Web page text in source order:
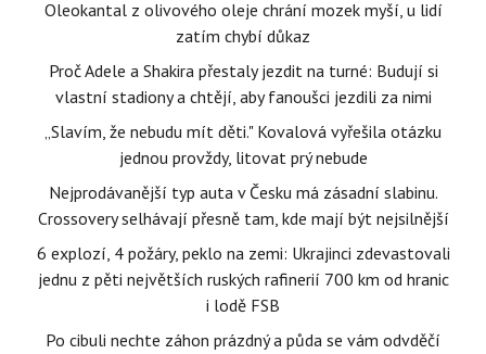
Oleokantal z olivového oleje chrání mozek myší, u lidí
zatím chybí důkaz
Proč Adele a Shakira přestaly jezdit na turné: Budují si
vlastní stadiony a chtějí, aby fanoušci jezdili za nimi
„Slavím, že nebudu mít děti." Kovalová vyřešila otázku
jednou provždy, litovat prý nebude
Nejprodávanější typ auta v Česku má zásadní slabinu.
Crossovery selhávají přesně tam, kde mají být nejsilnější
6 explozí, 4 požáry, peklo na zemi: Ukrajinci zdevastovali
jednu z pěti největších ruských rafinerií 700 km od hranic
i lodě FSB
Po cibuli nechte záhon prázdný a půda se vám odvděčí